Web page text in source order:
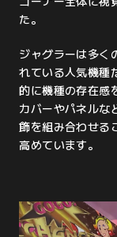
た。
ジャグラーは多く
れている人気機種
的に機種の存在感
カバーやパネルな
飾を組み合わせる
高めています。